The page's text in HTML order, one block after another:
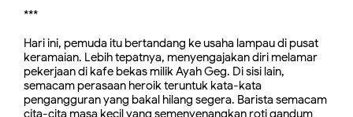
***
Hari ini, pemuda itu bertandang ke usaha lampau di pusat
keramaian. Lebih tepatnya, menyengajakan diri melamar
pekerjaan di kafe bekas milik Ayah Geg. Di sisi lain,
semacam perasaan heroik teruntuk kata-kata
pengangguran yang bakal hilang segera. Barista semacam
cita-cita masa kecil yang semenyenangkan roti gandum